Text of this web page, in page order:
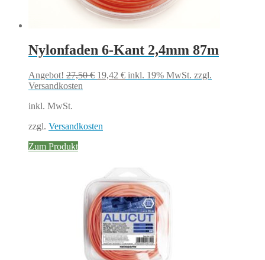
Nylonfaden 6-Kant 2,4mm 87m
Angebot! 27,50€ Ursprünglicher
19,42 €Aktueller
inkl. 19% MwSt. zzgl.
Versandkosten
inkl. MwSt.
zzgl. Versandkosten
Zum Produkt